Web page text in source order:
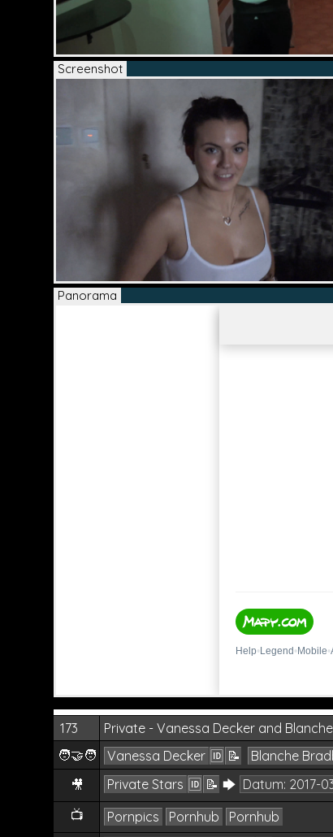
Screenshot
Panorama
173
Private - Vanessa Decker and
🧑‍🤝‍🧑
Vanessa Decker 🆔 📝 Blanche
🎥
Private Stars 🆔 📝 🡆 Datum: 2017-
📺
Pornpics Pornhub
Pornhub